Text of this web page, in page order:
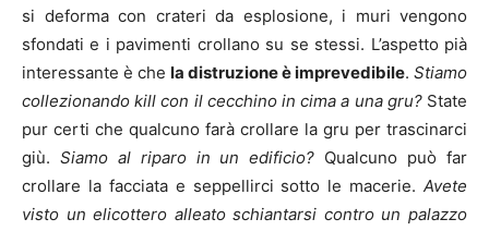
si deforma con crateri da esplosione, i muri vengono
sfondati e i pavimenti crollano su se stessi. L’aspetto pià
interessante è che la distruzione è imprevedibile. Stiamo
collezionando kill con il cecchino in cima a una gru?State
pur certi che qualcuno farà crollare la gru per trascinarci
giù. Siamo al riparo in un edificio? Qualcuno può far
crollare la facciata e seppellirci sotto le macerie. Avete
visto un elicottero alleato schiantarsi contro un palazzo